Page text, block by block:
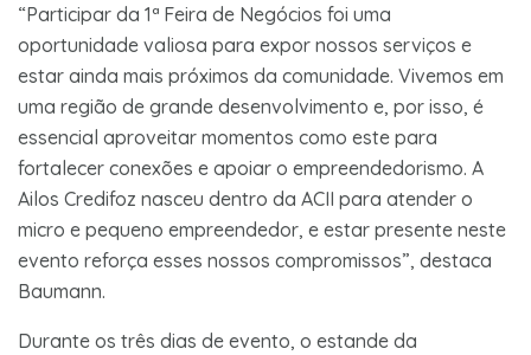
“Participar da 1ª Feira de Negócios foi uma
oportunidade valiosa para expor nossos serviços e
estar ainda mais próximos da comunidade. Vivemos em
uma região de grande desenvolvimento e, por isso, é
essencial aproveitar momentos como este para
fortalecer conexões e apoiar o empreendedorismo. A
Ailos Credifoz nasceu dentro da ACII para atender o
micro e pequeno empreendedor, e estar presente neste
evento reforça esses nossos compromissos”, destaca
Baumann.
Durante os três dias de evento, o estande da